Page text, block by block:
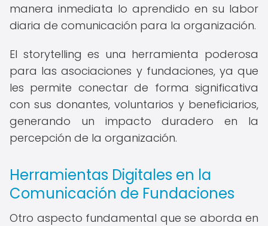
manera inmediata lo aprendido en su labor
diaria de comunicación para la organización.
El storytelling es una herramienta poderosa
para las asociaciones y fundaciones, ya que
les permite conectar de forma significativa
con sus donantes, voluntarios y beneficiarios,
generando un impacto duradero en la
percepción de la organización.
Herramientas Digitales en la
Comunicación de Fundaciones
Otro aspecto fundamental que se aborda en